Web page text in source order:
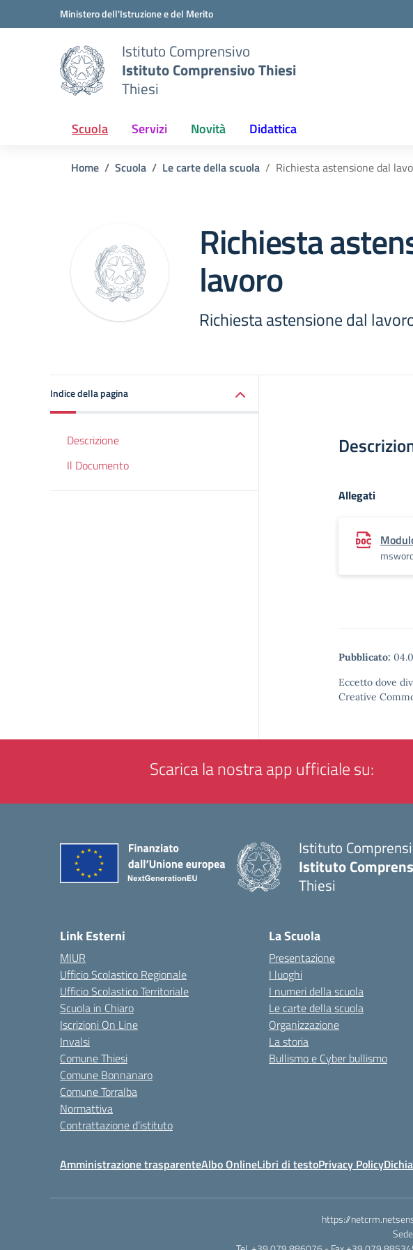
Vai ai contenuti
Vai al menu di navigazioneMinistero dell'Istruzione e del Merito
Istituto Comprensivo
Istituto Comprensivo Thiesi
Thiesi
Scuola Servizi Novità Didattica
Home Scuola Le carte della scuola Richiesta astensione dal
Richiesta
lavoro
Richiesta astensione dal
Indice della pagina
Descrizione
Il Documento
Allegati
Pubblicato:
Eccetto dove
Creative
Scarica la nostra app ufficiale su:
Istituto
Istituto
Thiesi
Link Esterni
MIUR
Ufficio Scolastico Regionale
Ufficio Scolastico Territoriale
Scuola in Chiaro
Iscrizioni On Line
Invalsi
Comune Thiesi
Comune Bonnanaro
Comune Torralba
Normattiva
Contrattazione d’istituto
La Scuola
Presentazione
I luoghi
I numeri della scuola
Le carte della scuola
Organizzazione
La storia
Bullismo e Cyber bullismo
Amministrazione trasparenteAlbo OnlineLibri di testoPrivacy Policy
https://